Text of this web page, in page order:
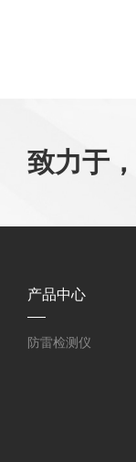
致力于，
产品中心
防雷检测仪